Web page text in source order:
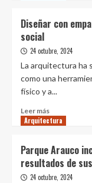
Dubai
está
proyectando
rascacielos
no
mide
que
un
apartamento
Diseñar con
social
24 octubre, 2024
La arquitectura ha
como una
físico y a...
Leer más
más
con
empatía:
arquitectura
Arquitectura
Parque Arauco
resultados de
24 octubre, 2024